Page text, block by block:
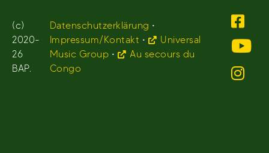
(c)
2020-
26
BAP.
Datenschutzerklärung •
Impressum/Kontakt •
Universal
Music Group •
Au secours du
Congo